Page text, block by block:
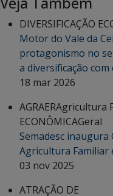
DIVERSIFICAÇÃO
Motor do Vale da
protagonismo no
a diversificação
18 mar 2026
AGRAERAgricultura
ECONÔMICAGeral
Semadesc inaugura
Agricultura Familiar
03 nov 2025
ATRAÇÃO DE